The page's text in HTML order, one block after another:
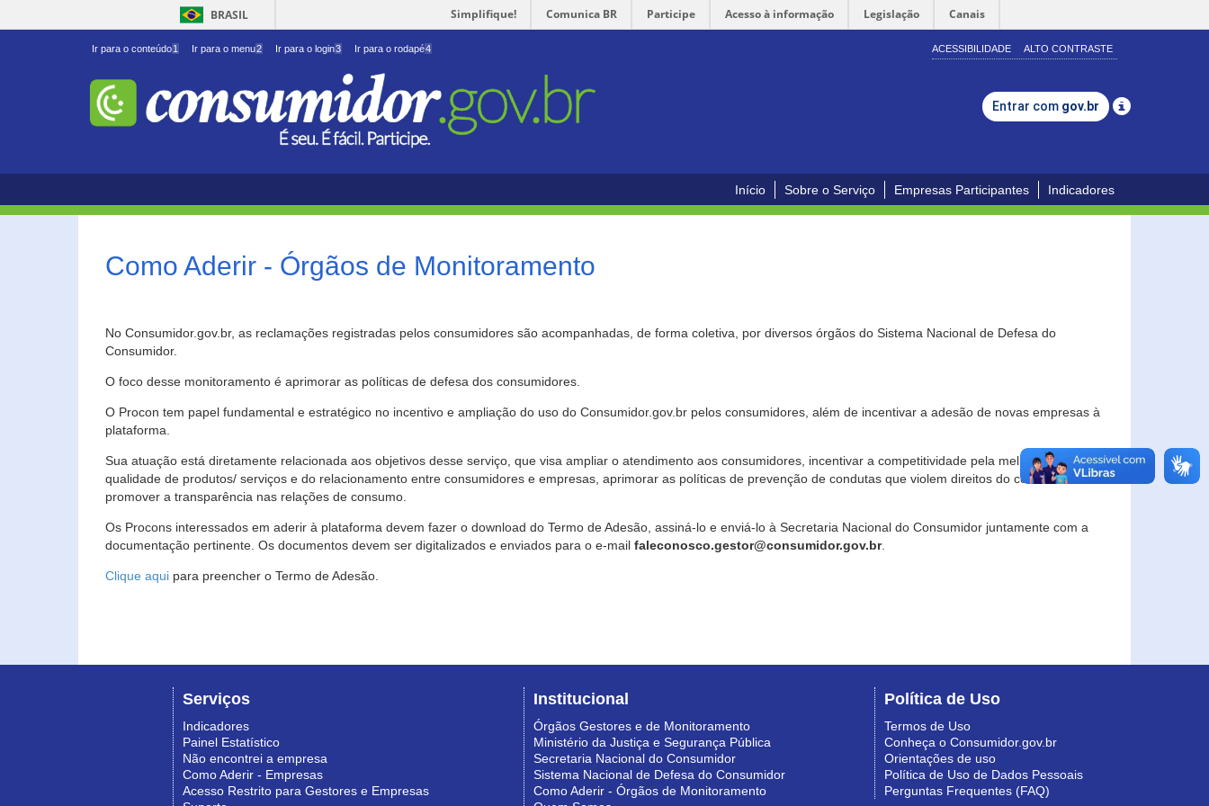
BRASIL Simplifique! Comunica BR Participe Acesso à informação Legislação Canais
Ir para o conteúdo1 Ir para o menu2 Ir para o login3 Ir para o rodapé4 ACESSIBILIDADE ALTO CONTRASTE
Entrar com gov.br
Início Sobre o Serviço Empresas Participantes Indicadores
Como Aderir - Órgãos de Monitoramento
No Consumidor.gov.br, as reclamações registradas pelos consumidores são acompanhadas, de forma coletiva, por diversos órgãos do Sistema Nacional de Defesa do
Consumidor.
O foco desse monitoramento é aprimorar as políticas de defesa dos consumidores.
O Procon tem papel fundamental e estratégico no incentivo e ampliação do uso do Consumidor.gov.br pelos consumidores, além de incentivar a adesão de novas empresas à
plataforma.
Sua atuação está diretamente relacionada aos objetivos desse serviço, que visa ampliar o atendimento aos consumidores, incentivar a competitividade pela melhoria da
qualidade de produtos/ serviços e do relacionamento entre consumidores e empresas, aprimorar as políticas de prevenção de condutas que violem direitos do consumidor e
promover a transparência nas relações de consumo.
Os Procons interessados em aderir à plataforma devem fazer o download do Termo de Adesão, assiná-lo e enviá-lo à Secretaria Nacional do Consumidor juntamente com a
documentação pertinente. Os documentos devem ser digitalizados e enviados para o e-mail faleconosco.gestor@consumidor.gov.br.
Clique aqui para preencher o Termo de Adesão.
Serviços
Indicadores
Painel Estatístico
Não encontrei a empresa
Como Aderir - Empresas
Acesso Restrito para Gestores e Empresas
Institucional
Órgãos Gestores e de Monitoramento
Ministério da Justiça e Segurança Pública
Secretaria Nacional do Consumidor
Sistema Nacional de Defesa do Consumidor
Como Aderir - Órgãos de Monitoramento
Política de Uso
Termos de Uso
Conheça o Consumidor.gov.br
Orientações de uso
Política de Uso de Dados Pessoais
Perguntas Frequentes (FAQ)